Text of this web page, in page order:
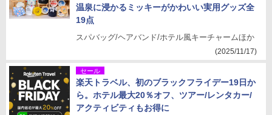
温泉に浸かるミッキーがかわいい実用グッズ全
19点
スパバッグ/ヘアバンド/ホテル風キーチャームほか
(2025/11/17)
セール
楽天トラベル、初のブラックフライデー19日か
ら。ホテル最大20％オフ、ツアー/レンタカー/
アクティビティもお得に